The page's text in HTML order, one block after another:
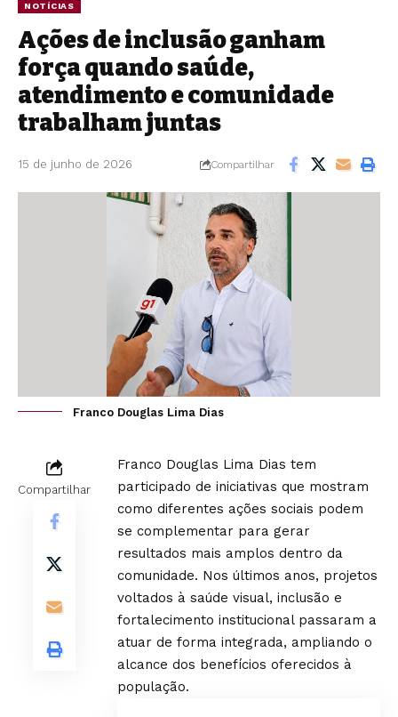
NOTÍCIAS
Ações de inclusão ganham
força quando saúde,
atendimento e comunidade
trabalham juntas
15 de junho de 2026 Compartilhar
Franco Douglas Lima Dias
Compartilhar
Franco Douglas Lima Dias tem
participado de iniciativas que mostram
como diferentes ações sociais podem
se complementar para gerar
resultados mais amplos dentro da
comunidade. Nos últimos anos, projetos
voltados à saúde visual, inclusão e
fortalecimento institucional passaram a
atuar de forma integrada, ampliando o
alcance dos benefícios oferecidos à
população.